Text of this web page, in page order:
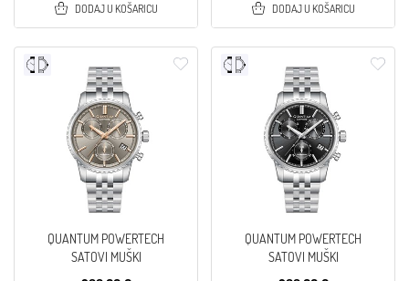
DODAJ U KOŠARICU DODAJ U KOŠARICU
QUANTUM POWERTECH
SATOVI MUŠKI
QUANTUM POWERTECH
SATOVI MUŠKI